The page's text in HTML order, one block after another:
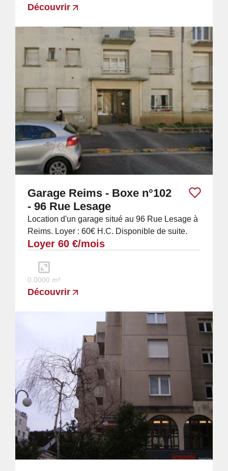
Découvrir
Garage Reims - Boxe n°102
- 96 Rue Lesage
Location d'un garage situé au 96 Rue Lesage à
Reims. Loyer : 60€ H.C. Disponible de suite.
Loyer 60 €/mois
0.0000 m²
Découvrir